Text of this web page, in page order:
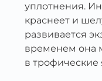
уплотнения.
краснеет и
развивается
временем она
в